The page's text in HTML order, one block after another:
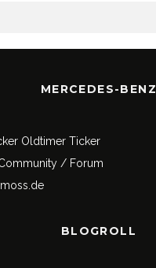
MERCEDES-BENZ
Oldtimer Ticker
/ Forum
BLOGROLL